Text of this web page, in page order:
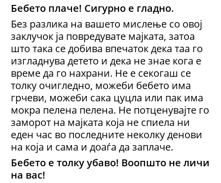
Бебето плаче! Сигурно е гладно.
Без разлика на вашето мислење со овој
заклучок ја повредувате мајката, затоа
што така се добива впечаток дека таа го
изгладнува детето и дека не знае кога е
време да го нахрани. Не е секогаш се
толку очигледно, можеби бебето има
грчеви, можеби сака цуцла или пак има
мокра пелена пелена. Не потценувајте го
заморот на мајката која не спиела ни
еден час во последните неколку денови
на која и сама и доаѓа да заплаче.
Бебето е толку убаво! Воопшто не личи
на вас!